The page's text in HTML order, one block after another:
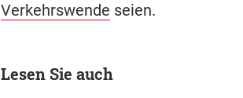
Verkehrswende seien.
Lesen Sie auch